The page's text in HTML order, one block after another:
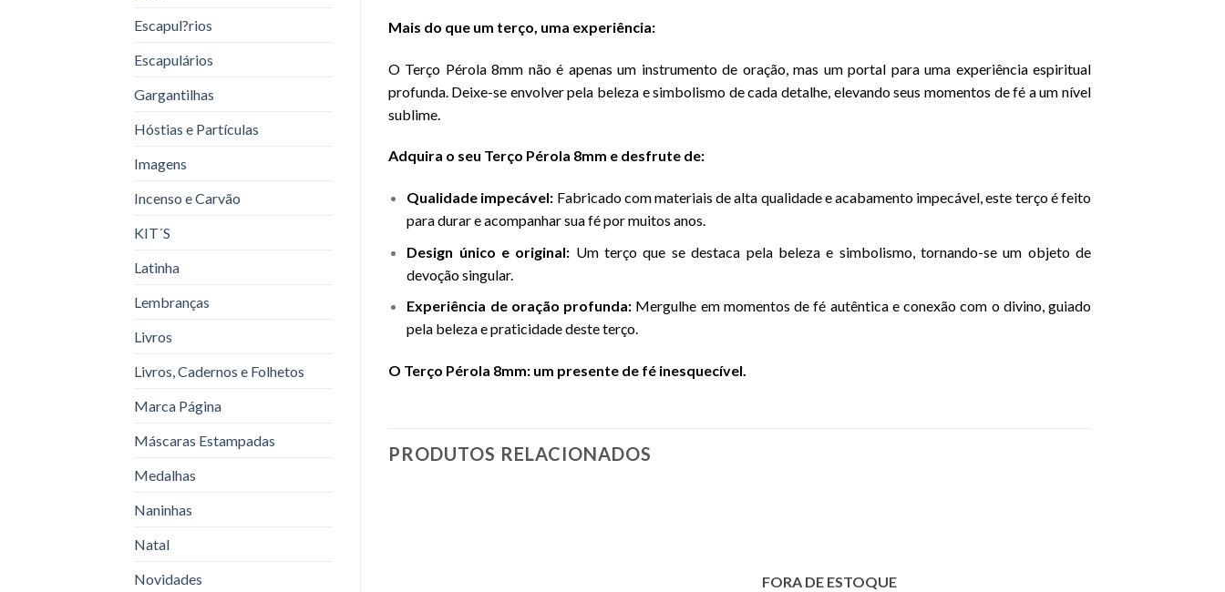
Escapul?rios
Escapulários
Gargantilhas
Hóstias e Partículas
Imagens
Incenso e Carvão
KIT´S
Latinha
Lembranças
Livros
Livros, Cadernos e Folhetos
Marca Página
Máscaras Estampadas
Medalhas
Naninhas
Natal
Novidades
Mais do que um terço, uma experiência:
O Terço Pérola 8mm não é apenas um instrumento de oração, mas um portal para uma experiência espiritual
profunda. Deixe-se envolver pela beleza e simbolismo de cada detalhe, elevando seus momentos de fé a um nível
sublime.
Adquira o seu Terço Pérola 8mm e desfrute de:
Qualidade impecável: Fabricado com materiais de alta qualidade e acabamento impecável, este terço é feito
para durar e acompanhar sua fé por muitos anos.
Design único e original: Um terço que se destaca pela beleza e simbolismo, tornando-se um objeto de
devoção singular.
Experiência de oração profunda: Mergulhe em momentos de fé autêntica e conexão com o divino, guiado
pela beleza e praticidade deste terço.
O Terço Pérola 8mm: um presente de fé inesquecível.
PRODUTOS RELACIONADOS
FORA DE ESTOQUE